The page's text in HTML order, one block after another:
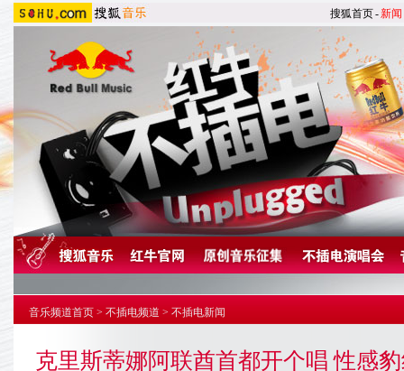
搜狐首页-新闻
音乐频道首页 > 不插电频道 > 不插电新闻
克里斯蒂娜阿联酋首都开个唱 性感